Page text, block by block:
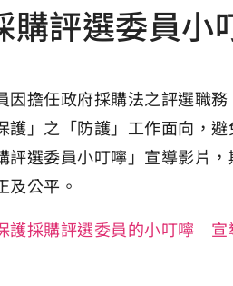
購評選委員小
因擔任政府採購法之評選職
護」之「防護」工作面向，
評選委員小叮嚀」宣導影片
及公平。
護採購評選委員的小叮嚀 宣